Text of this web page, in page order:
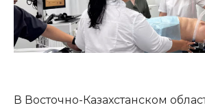
В Восточно-Казахстанском